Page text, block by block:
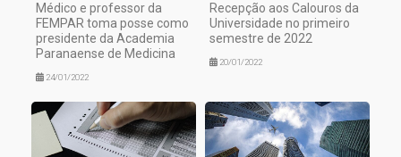
Médico e professor da
FEMPAR toma posse como
presidente da Academia
Paranaense de Medicina
24/01/2022
Recepção aos Calouros da
Universidade no primeiro
semestre de 2022
20/01/2022